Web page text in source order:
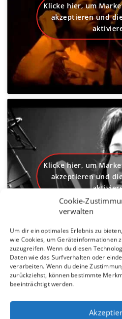
Cookie-
verwalten
Um dir ein optimales Erlebnis zu
wie Cookies, um Geräteinformationen
zuzugreifen. Wenn du diesen
Daten wie das Surfverhalten oder
verarbeiten. Wenn du deine
zurückziehst, können bestimmte
beeinträchtigt werden.
Klicke hier, um
akzeptieren und
Klicke hier, um
akzeptieren und